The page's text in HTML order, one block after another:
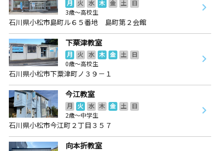
月 火 水 木 金 土
日
3歳～高校生
石川県小松市島町ル６５番地 島町第２会館
下粟津教室
月 火 水 木 金 土
日
0歳～高校生
石川県小松市下粟津町ノ３９－１
今江教室
月 火 水 木 金 土
日
2歳～中学生
石川県小松市今江町２丁目３５７
向本折教室